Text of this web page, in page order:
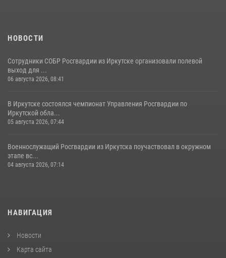
НОВОСТИ
Сотрудники СОБР Росгвардии из Иркутске организовали полевой
выход для ...
06 августа 2026, 08:41
В Иркутске состоялся чемпионат Управления Росгвардии по
Иркутской обла...
05 августа 2026, 07:44
Военнослужащий Росгвардии из Иркутска поучаствовал в окружном
этапе вс...
04 августа 2026, 07:14
НАВИГАЦИЯ
Новости
Карта сайта